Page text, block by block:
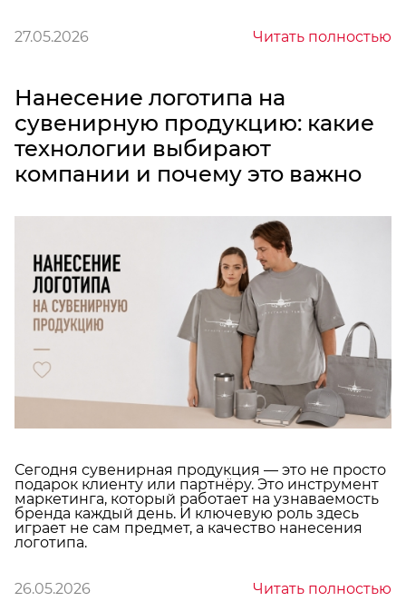
27.05.2026 Читать полностью
Нанесение логотипа на
сувенирную продукцию: какие
технологии выбирают
компании и почему это важно
Сегодня сувенирная продукция — это не просто
подарок клиенту или партнёру. Это инструмент
маркетинга, который работает на узнаваемость
бренда каждый день. И ключевую роль здесь
играет не сам предмет, а качество нанесения
логотипа.
26.05.2026 Читать полностью